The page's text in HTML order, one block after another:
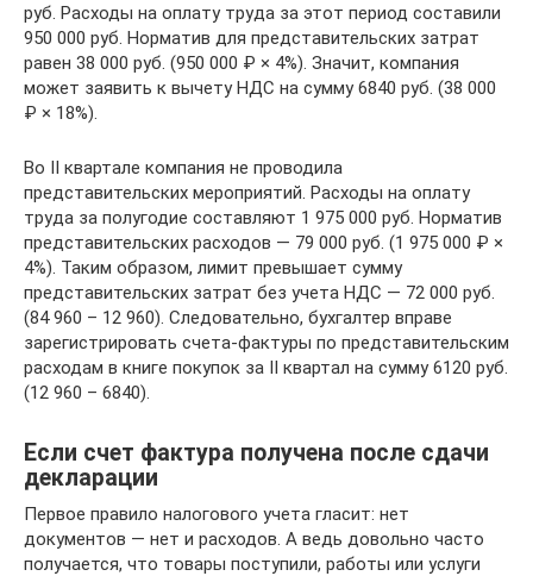
руб. Расходы на оплату труда за этот период составили
950 000 руб. Норматив для представительских затрат
равен 38 000 руб. (950 000 ₽ × 4%). Значит, компания
может заявить к вычету НДС на сумму 6840 руб. (38 000
₽ × 18%).
Во II квартале компания не проводила
представительских мероприятий. Расходы на оплату
труда за полугодие составляют 1 975 000 руб. Норматив
представительских расходов — 79 000 руб. (1 975 000 ₽ ×
4%). Таким образом, лимит превышает сумму
представительских затрат без учета НДС — 72 000 руб.
(84 960 – 12 960). Следовательно, бухгалтер вправе
зарегистрировать счета-фактуры по представительским
расходам в книге покупок за II квартал на сумму 6120 руб.
(12 960 – 6840).
Если счет фактура получена после сдачи
декларации
Первое правило налогового учета гласит: нет
документов — нет и расходов. А ведь довольно часто
получается, что товары поступили, работы или услуги